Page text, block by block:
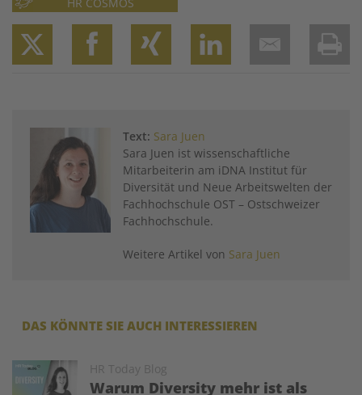
Text: Sara Juen
Sara Juen ist wissenschaftliche
Mitarbeiterin am iDNA Institut für
Diversität und Neue Arbeitswelten der
Fachhochschule OST – Ostschweizer
Fachhochschule.
Weitere Artikel von Sara Juen
DAS KÖNNTE SIE AUCH INTERESSIEREN
HR Today Blog
Warum Diversity mehr ist als
Image